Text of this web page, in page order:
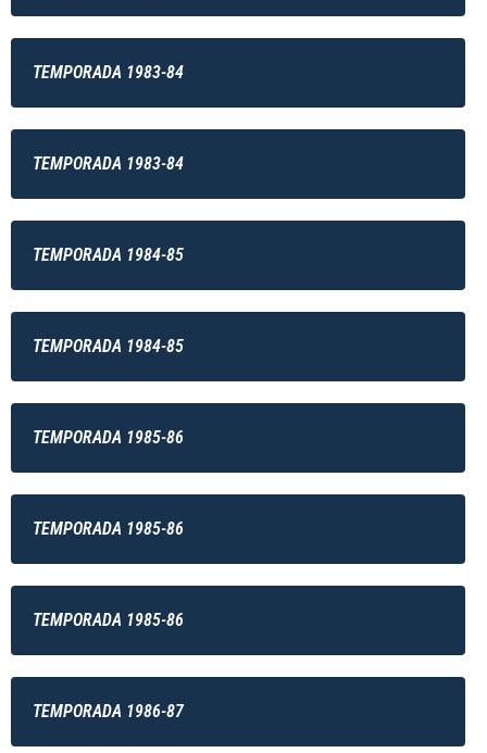
TEMPORADA 1983-84
TEMPORADA 1983-84
TEMPORADA 1984-85
TEMPORADA 1984-85
TEMPORADA 1985-86
TEMPORADA 1985-86
TEMPORADA 1985-86
TEMPORADA 1986-87